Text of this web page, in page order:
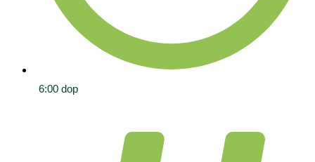
6:00 dop